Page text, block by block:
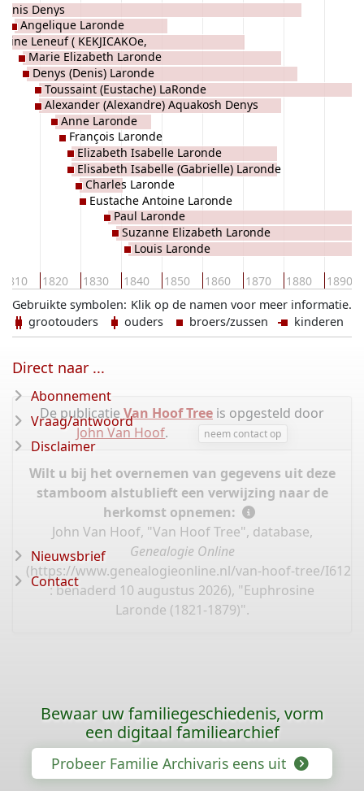
1810 1820 1830 1840 1850 1860 1870 1880 1890
Denys
Leneuf ( KEKJICAKOe,
Angelique Laronde
Marie Elizabeth Laronde
Denys (Denis) Laronde
Toussaint (Eustache) LaRonde
Alexander (Alexandre) Aquakosh Denys
DeLaRonde, Laronde
Anne Laronde
François Laronde
Elizabeth Isabelle Laronde
Elisabeth Isabelle (Gabrielle) Laronde
Charles Laronde
Eustache Antoine Laronde
Paul Laronde
Suzanne Elizabeth Laronde
Louis Laronde
Klik op de namen voor meer informatie.
Gebruikte symbolen:
grootouders
ouders broers/zussen kinderen
De publicatie Van Hoof Tree is opgesteld door
John Van Hoof. neem contact op
Wilt u bij het overnemen van gegevens uit deze
stamboom alstublieft een verwijzing naar de
herkomst opnemen:
John Van Hoof, "Van Hoof Tree", database,
Genealogie Online
(https://www.genealogieonline.nl/van-hoof-tree/
: benaderd 10 augustus 2026), "Euphrosine
Laronde (1821-1879)".
Direct naar ...
Abonnement
Vraag/antwoord
Disclaimer
Nieuwsbrief
Contact
Bewaar uw familiegeschiedenis, vorm
een digitaal familiearchief
Probeer Familie Archivaris eens uit